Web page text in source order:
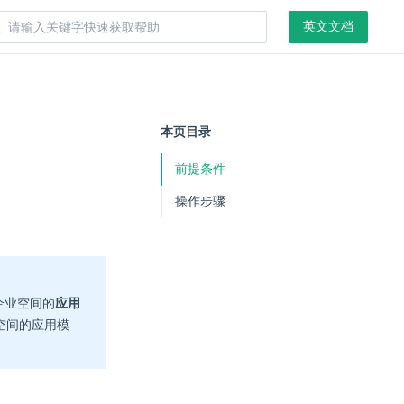
英文文档
业空间的应用
间的应用模
本页目录
前提条件
操作步骤